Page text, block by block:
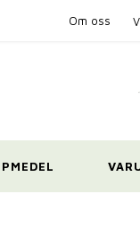
Om oss